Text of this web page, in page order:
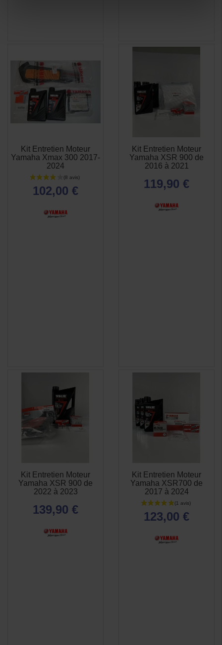
Kit Entretien Moteur
Yamaha Xmax 300 2017-
2024
102,00 €
Kit Entretien Moteur
Yamaha XSR 900 de
2016 à 2021
119,90 €
 APERÇU
RAPIDE
Kit Entretien Moteur
Yamaha XSR 900 de
2022 à 2023
139,90 €
 APERÇU
RAPIDE
Kit Entretien Moteur
Yamaha XSR700 de
2017 à 2024
123,00 €
 APERÇU
RAPIDE
 APERÇU
RAPIDE